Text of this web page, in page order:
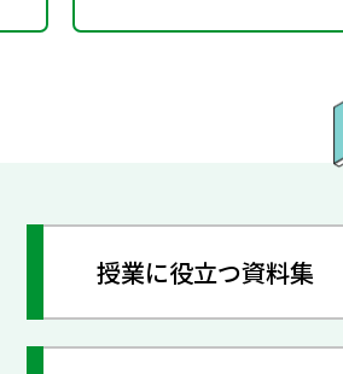
授業に役立つ資料集